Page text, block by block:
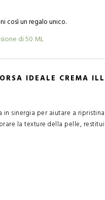
così un regalo unico.
di50 ML
IDEALE CREMA
sinergia per aiutare a
la texture della pelle,